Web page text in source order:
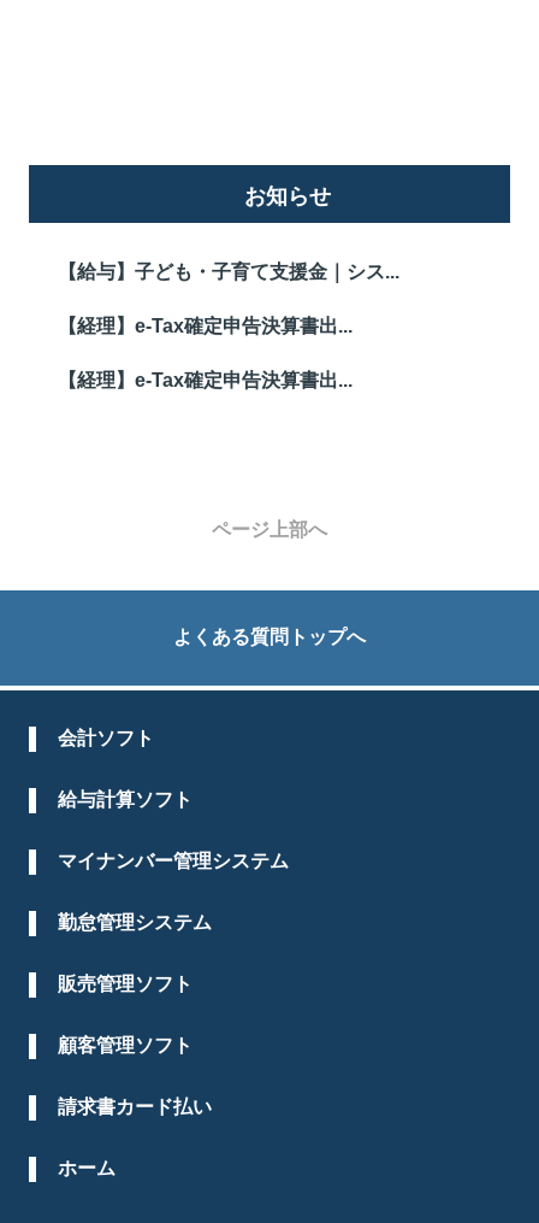
お知らせ
【給与】子ども・子育て支援金｜シス...
【経理】e-Tax確定申告決算書出...
【経理】e-Tax確定申告決算書出...
ページ上部へ
よくある質問トップへ
会計ソフト
給与計算ソフト
マイナンバー管理システム
勤怠管理システム
販売管理ソフト
顧客管理ソフト
請求書カード払い
ホーム